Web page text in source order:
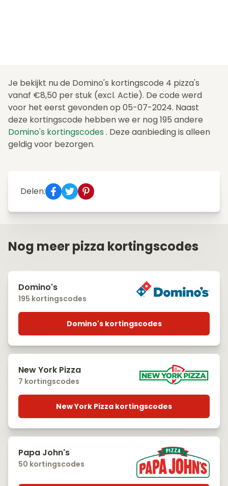
Je bekijkt nu de Domino's kortingscode 4 pizza's
vanaf €8,50 per stuk (excl. Actie). De code werd
voor het eerst gevonden op 05-07-2024. Naast
deze kortingscode hebben we er nog 195 andere
Domino's kortingscodes . Deze aanbieding is alleen
geldig voor bezorgen.
Delen:
Nog meer pizza kortingscodes
Domino's
195 kortingscodes
Domino's kortingscodes
New York Pizza
7 kortingscodes
New York Pizza kortingscodes
Papa John's
50 kortingscodes